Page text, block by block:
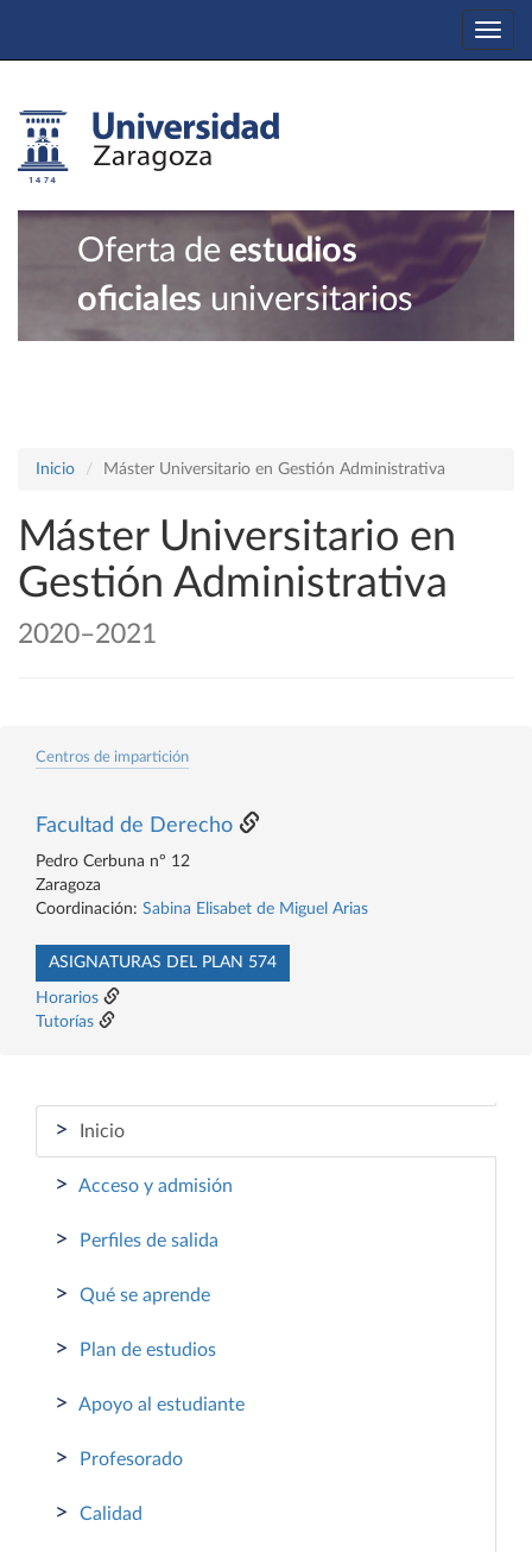
Oferta de estudios
oficiales universitarios
Inicio Máster Universitario en Gestión Administrativa
Máster Universitario en
Gestión Administrativa
2020–2021
Centros de impartición
Facultad de Derecho
Pedro Cerbuna nº 12
Zaragoza
Coordinación: Sabina Elisabet de Miguel Arias
ASIGNATURAS DEL PLAN 574
Horarios
Tutorías
> Inicio
> Acceso y admisión
> Perfiles de salida
> Qué se aprende
> Plan de estudios
> Apoyo al estudiante
> Profesorado
> Calidad